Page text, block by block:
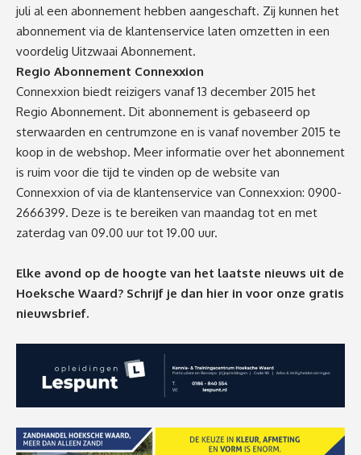
juli al een abonnement hebben aangeschaft. Zij kunnen het
abonnement via de klantenservice laten omzetten in een
voordelig Uitzwaai Abonnement.
Regio Abonnement Connexxion
Connexxion biedt reizigers vanaf 13 december 2015 het
Regio Abonnement. Dit abonnement is gebaseerd op
sterwaarden en centrumzone en is vanaf november 2015 te
koop in de webshop. Meer informatie over het abonnement
is ruim voor die tijd te vinden op de website van
Connexxion of via de klantenservice van Connexxion: 0900-
2666399. Deze is te bereiken van maandag tot en met
zaterdag van 09.00 uur tot 19.00 uur.
Elke avond op de hoogte van het laatste nieuws uit de
Hoeksche Waard? Schrijf je dan hier in voor onze gratis
nieuwsbrief.